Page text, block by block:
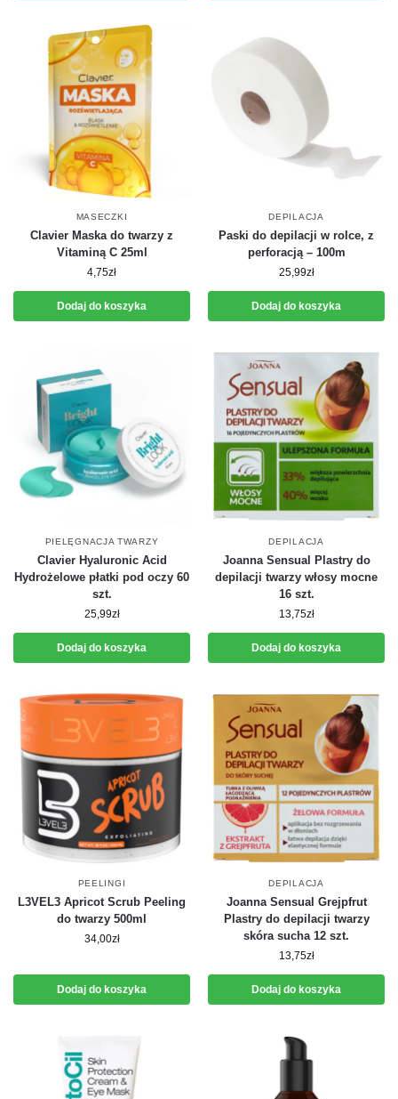
MASECZKI
Clavier Maska do twarzy z
Vitaminą C 25ml
4,75zł
Dodaj do koszyka
DEPILACJA
Paski do depilacji w rolce, z
perforacją – 100m
25,99zł
Dodaj do koszyka
PIELĘGNACJA TWARZY
Clavier Hyaluronic Acid
Hydrożelowe płatki pod oczy 60
szt.
25,99zł
Dodaj do koszyka
DEPILACJA
Joanna Sensual Plastry do
depilacji twarzy włosy mocne
16 szt.
13,75zł
Dodaj do koszyka
PEELINGI
L3VEL3 Apricot Scrub Peeling
do twarzy 500ml
34,00zł
Dodaj do koszyka
DEPILACJA
Joanna Sensual Grejpfrut
Plastry do depilacji twarzy
skóra sucha 12 szt.
13,75zł
Dodaj do koszyka